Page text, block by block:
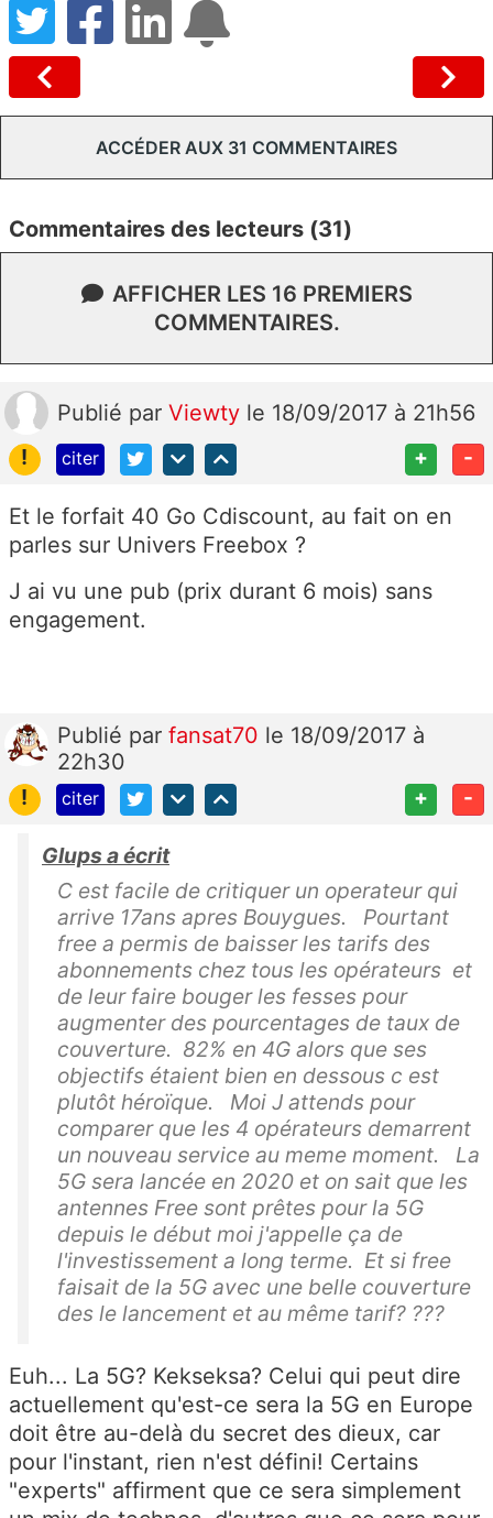
ACCÉDER AUX 31 COMMENTAIRES
Commentaires des lecteurs (31)
AFFICHER LES 16 PREMIERS
COMMENTAIRES.
Publié par Viewty le 18/09/2017 à 21h56
!
citer + -
Et le forfait 40 Go Cdiscount, au fait on en
parles sur Univers Freebox ?
J ai vu une pub (prix durant 6 mois) sans
engagement.
Publié par fansat70 le 18/09/2017 à
22h30
!
citer + -
Glups a écrit
C est facile de critiquer un operateur qui
arrive 17ans apres Bouygues. Pourtant
free a permis de baisser les tarifs des
abonnements chez tous les opérateurs et
de leur faire bouger les fesses pour
augmenter des pourcentages de taux de
couverture. 82% en 4G alors que ses
objectifs étaient bien en dessous c est
plutôt héroïque. Moi J attends pour
comparer que les 4 opérateurs demarrent
un nouveau service au meme moment. La
5G sera lancée en 2020 et on sait que les
antennes Free sont prêtes pour la 5G
depuis le début moi j'appelle ça de
l'investissement a long terme. Et si free
faisait de la 5G avec une belle couverture
des le lancement et au même tarif? ???
Euh... La 5G? Kekseksa? Celui qui peut dire
actuellement qu'est-ce sera la 5G en Europe
doit être au-delà du secret des dieux, car
pour l'instant, rien n'est défini! Certains
"experts" affirment que ce sera simplement